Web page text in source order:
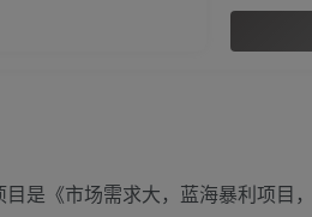
是《市场需求大，蓝海暴利项